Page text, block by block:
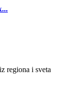
regiona i sveta